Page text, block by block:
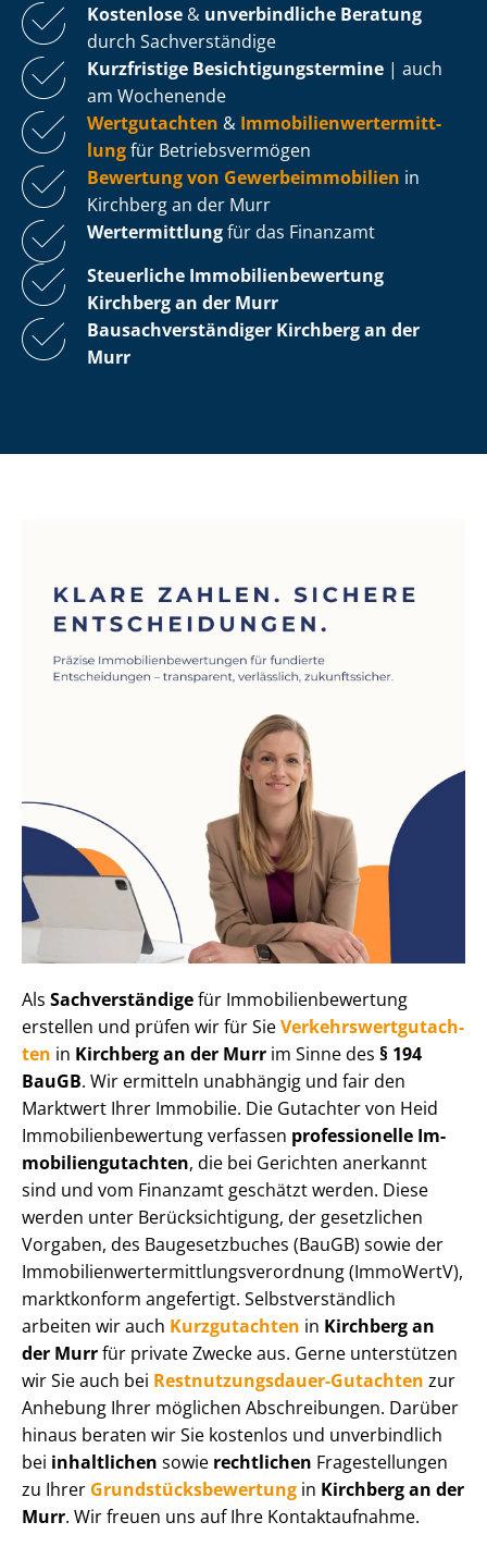
Kostenlose & unverbindliche Beratung
durch Sachverständige
Kurzfristige Be­sich­ti­gungs­ter­mi­ne | auch
am Wochenende
Wertgutachten & Im­mo­bi­li­en­wert­ermitt­
lungfür Be­triebs­ver­mö­gen
Bewertung von Ge­wer­be­im­mo­bi­li­en in
Kirchberg an der Murr
Wertermittlungfür das Finanzamt
Steuerliche Im­mo­bi­li­en­be­wer­tung
Kirchberg an der Murr
Bau­sach­ver­stän­di­ger Kirchberg an der
Murr
Als Sachverständigefür Im­mo­bi­li­en­be­wer­tung
erstellen und prüfen wir für SieVer­kehrs­wert­gut­ach­
ten in Kirchberg an der Murr im Sinne des § 194
BauGB. Wir ermitteln unabhängig und fair den
Marktwert Ihrer Immobilie. Die Gutachter von Heid
Im­mo­bi­li­en­be­wer­tung verfassen professionelle Im­
mo­bi­li­en­gut­ach­ten, die bei Gerichten anerkannt
sind und vom Finanzamt geschätzt werden. Diese
werden unter Be­rück­sich­ti­gung, der gesetzlichen
Vorgaben, des Baugesetzbuches (BauGB) sowie der
Im­mo­bi­li­en­wert­ermitt­lungs­ver­ord­nung (ImmoWertV),
marktkonform angefertigt. Selbst­ver­ständ­lich
arbeiten wir auch Kurzgutachten in Kirchberg an
der Murrfür private Zwecke aus. Gerne unterstützen
wir Sie auch bei Rest­nut­zungs­dau­er-Gutachten zur
Anhebung Ihrer möglichen Abschreibungen. Darüber
hinaus beraten wir Sie kostenlos und unverbindlich
bei inhaltlichen sowie rechtlichen Fragestellungen
zu Ihrer Grund­stücks­be­wer­tung in Kirchberg an der
Murr. Wir freuen uns auf Ihre Kontaktaufnahme.